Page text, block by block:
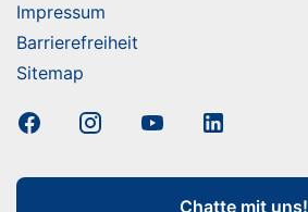
Impressum
Barrierefreiheit
Sitemap
Chatte mit uns!